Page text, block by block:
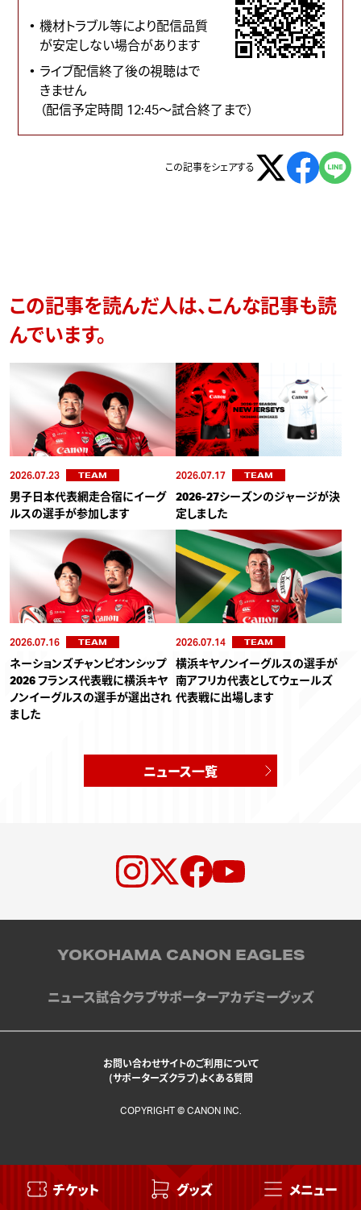
機材トラブル等により配信品質
が安定しない場合があります
ライブ配信終了後の視聴はで
きません
（配信予定時間 12:45～試合終了まで）
この記事をシェアする
この記事を読んだ人は、こんな記事も読
んでいます。
2026.07.23 TEAM
男子日本代表網走合宿にイーグ
ルスの選手が参加します
2026.07.17 TEAM
2026-27シーズンのジャージが決
定しました
2026.07.16 TEAM
ネーションズチャンピオンシップ
2026 フランス代表戦に横浜キヤ
ノンイーグルスの選手が選出され
ました
2026.07.14 TEAM
横浜キヤノンイーグルスの選手が
南アフリカ代表としてウェールズ
代表戦に出場します
ニュース一覧
YOKOHAMA CANON EAGLES
ニュース試合クラブサポーターアカデミーグッズ
お問い合わせサイトのご利用について
(サポーターズクラブ)よくある質問
COPYRIGHT © CANON INC.
チケット グッズ メニュー